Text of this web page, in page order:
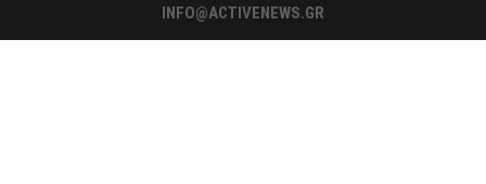
INFO@ACTIVENEWS.GR